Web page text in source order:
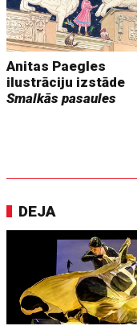
Anitas Paegles
ilustrāciju izstāde
Smalkās pasaules
DEJA